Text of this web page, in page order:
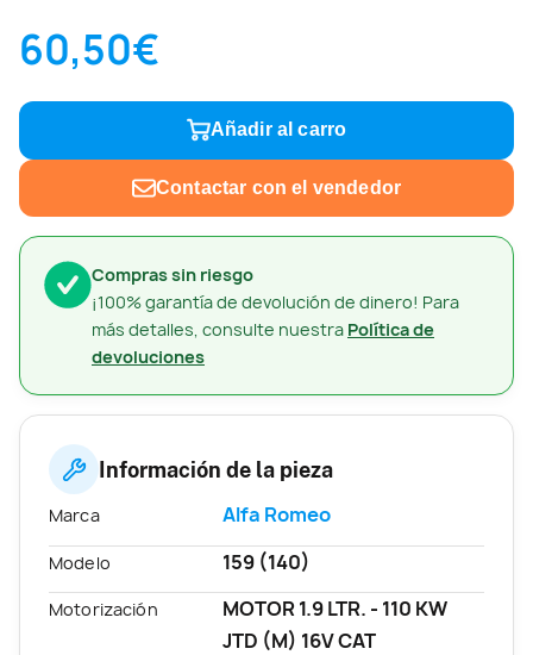
Compras sin riesgo
¡100% garantía de devolución de dinero! Para
más detalles, consulte nuestra Política de
devoluciones
60,50€
Añadir al carro
Contactar con el vendedor
Información de la pieza
Marca Alfa Romeo
Modelo 159 (140)
Motorización
MOTOR 1.9 LTR. - 110 KW
JTD (M) 16V CAT